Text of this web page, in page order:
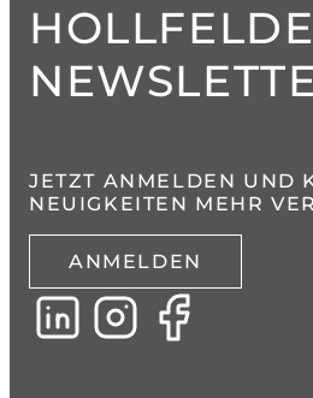
JETZT ANMELDEN UND
NEUIGKEITEN MEHR
ANMELDEN